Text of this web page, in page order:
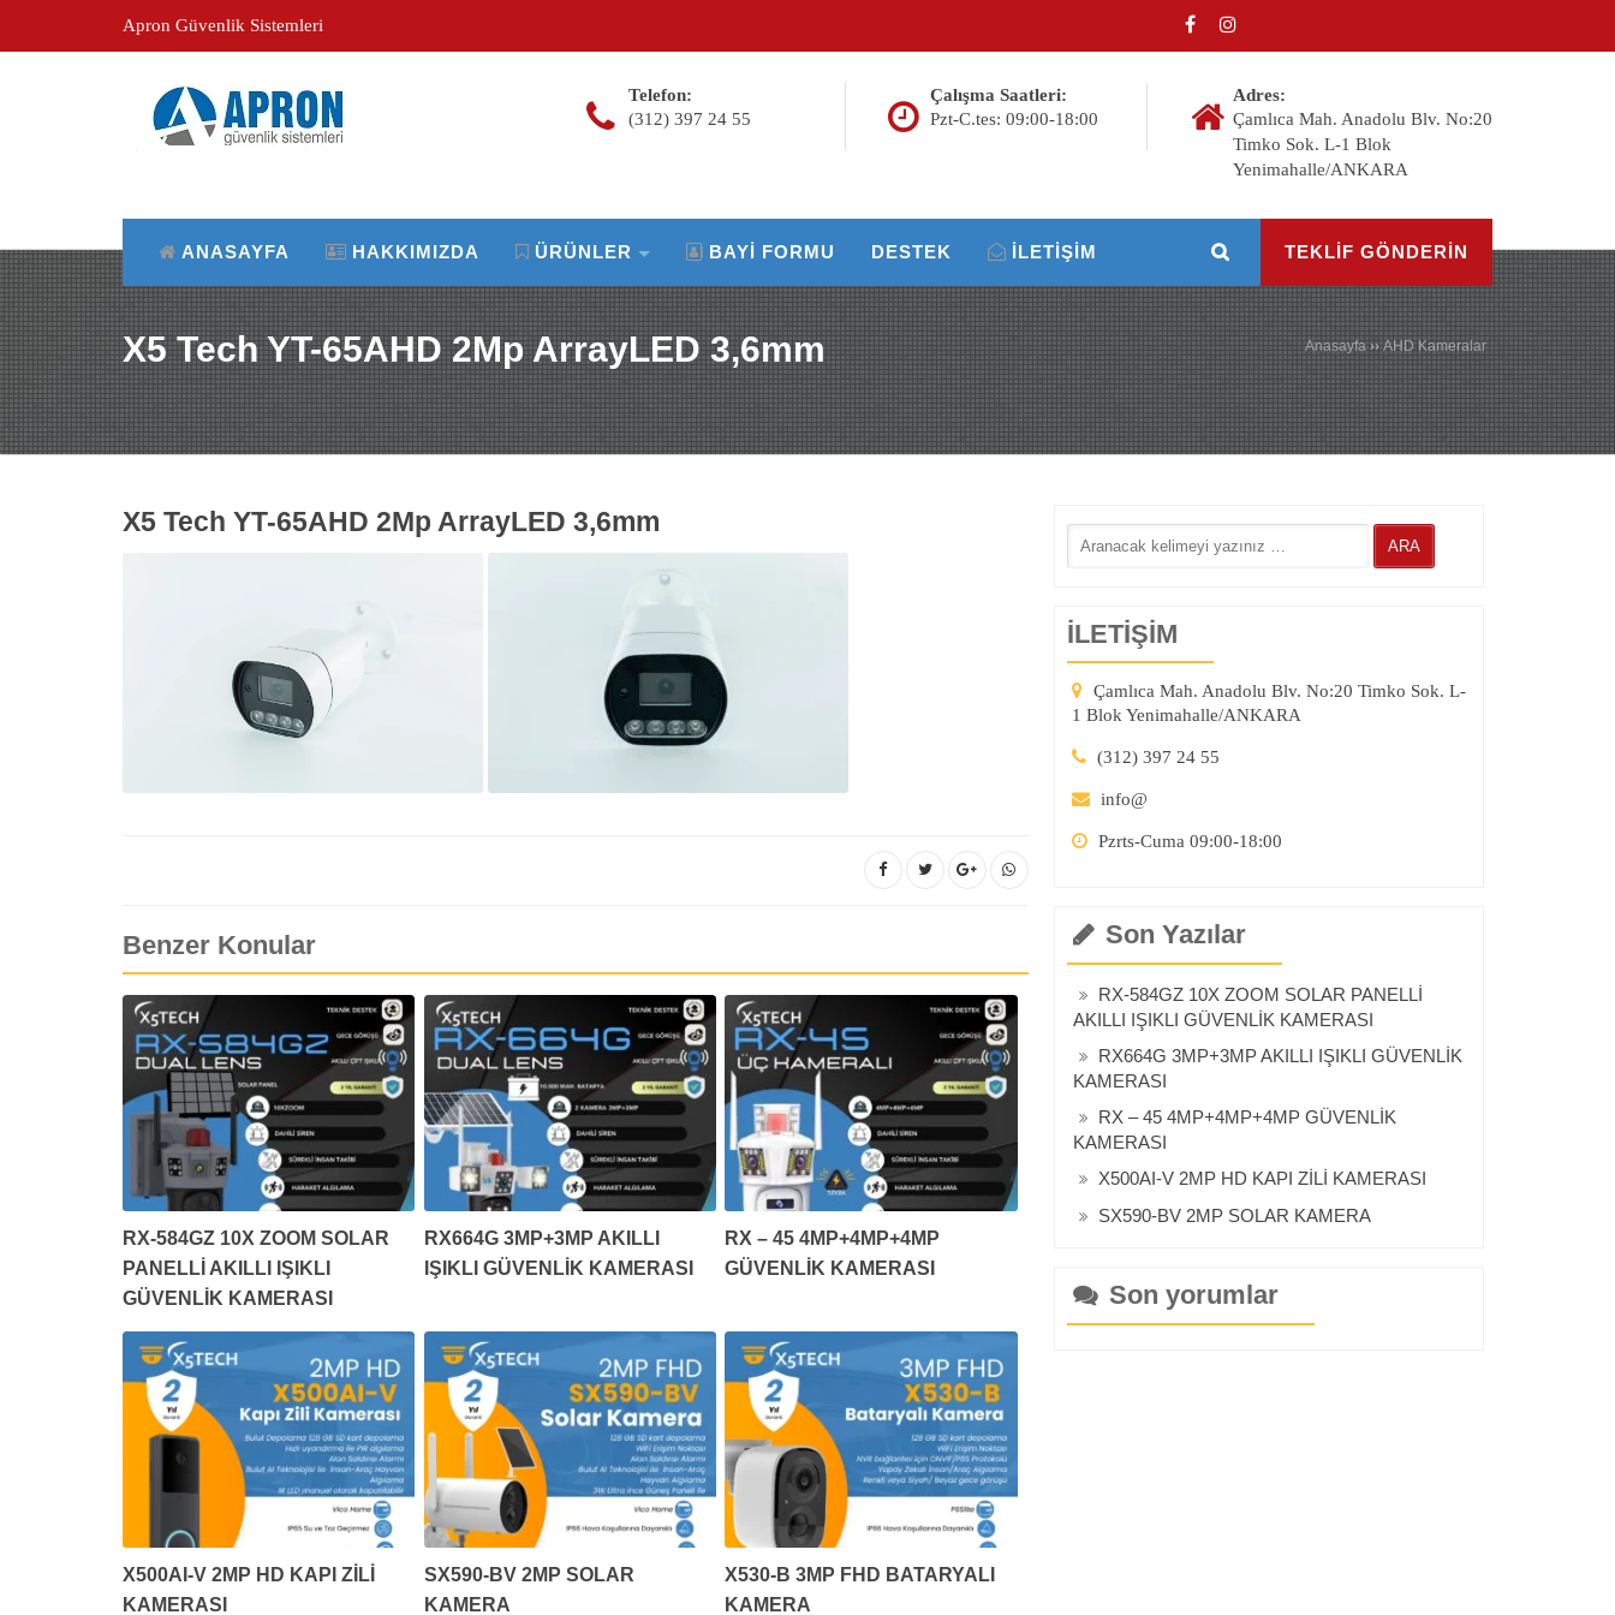
Apron Güvenlik Sistemleri
Telefon:
(312) 397 24 55
Çalışma Saatleri:
Pzt-C.tes: 09:00-18:00
Adres:
Çamlıca Mah. Anadolu Blv. No:20
Timko Sok. L-1 Blok
Yenimahalle/ANKARA
ANASAYFA HAKKIMIZDA ÜRÜNLER BAYI FORMU DESTEK İLETIŞIM TEKLİF GÖNDERİN
X5 Tech YT-65AHD 2Mp ArrayLED 3,6mm Anasayfa ››AHD Kameralar
X5 Tech YT-65AHD 2Mp ArrayLED 3,6mm
Benzer Konular
RX-584GZ 10X ZOOM SOLAR
PANELLİ AKILLI IŞIKLI
GÜVENLİK KAMERASI
RX664G 3MP+3MP AKILLI
IŞIKLI GÜVENLİK KAMERASI
RX – 45 4MP+4MP+4MP
GÜVENLİK KAMERASI
X500AI-V 2MP HD KAPI ZİLİ
KAMERASI
SX590-BV 2MP SOLAR
KAMERA
X530-B 3MP FHD BATARYALI
KAMERA
İLETİŞİM
Çamlıca Mah. Anadolu Blv. No:20 Timko Sok. L-
1 Blok Yenimahalle/ANKARA
(312) 397 24 55
info@
Pzrts-Cuma 09:00-18:00
Son Yazılar
RX-584GZ 10X ZOOM SOLAR PANELLİ
AKILLI IŞIKLI GÜVENLİK KAMERASI
RX664G 3MP+3MP AKILLI IŞIKLI GÜVENLİK
KAMERASI
RX – 45 4MP+4MP+4MP GÜVENLİK
KAMERASI
X500AI-V 2MP HD KAPI ZİLİ KAMERASI
SX590-BV 2MP SOLAR KAMERA
Son yorumlar